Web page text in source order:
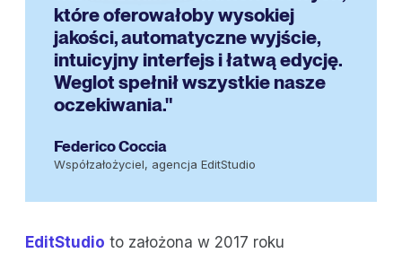
które oferowałoby wysokiej
jakości, automatyczne wyjście,
intuicyjny interfejs i łatwą edycję.
Weglot spełnił wszystkie nasze
oczekiwania."
Federico Coccia
Współzałożyciel, agencja EditStudio
EditStudio to założona w 2017 roku